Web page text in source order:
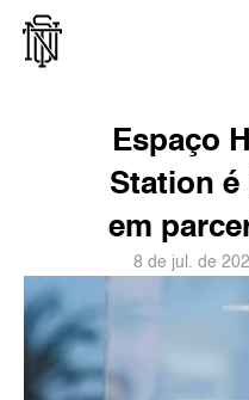
Espaço
Station é
em
8 de jul. de